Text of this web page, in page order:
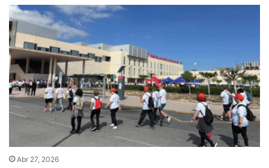
Abr 27, 2026